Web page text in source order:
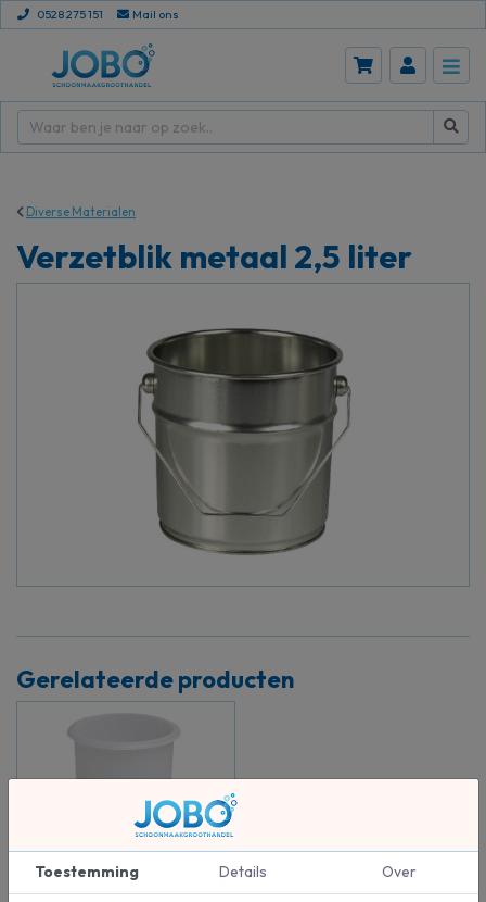
0528 275 151 Mail ons
Diverse Materialen
Verzetblik metaal 2,5 liter
Gerelateerde producten
Inzetvaatje 2,5 liter
Toestemming Details Over